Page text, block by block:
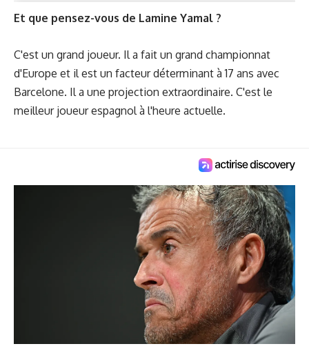
Et que pensez-vous de Lamine Yamal ?
C'est un grand joueur. Il a fait un grand championnat
d'Europe et il est un facteur déterminant à 17 ans avec
Barcelone. Il a une projection extraordinaire. C'est le
meilleur joueur espagnol à l'heure actuelle.